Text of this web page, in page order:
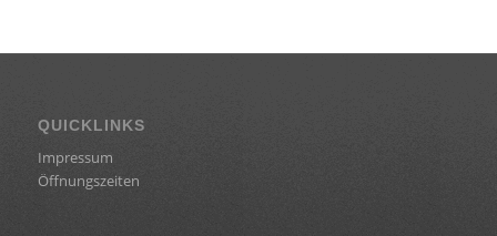
QUICKLINKS
Impressum
Öffnungszeiten